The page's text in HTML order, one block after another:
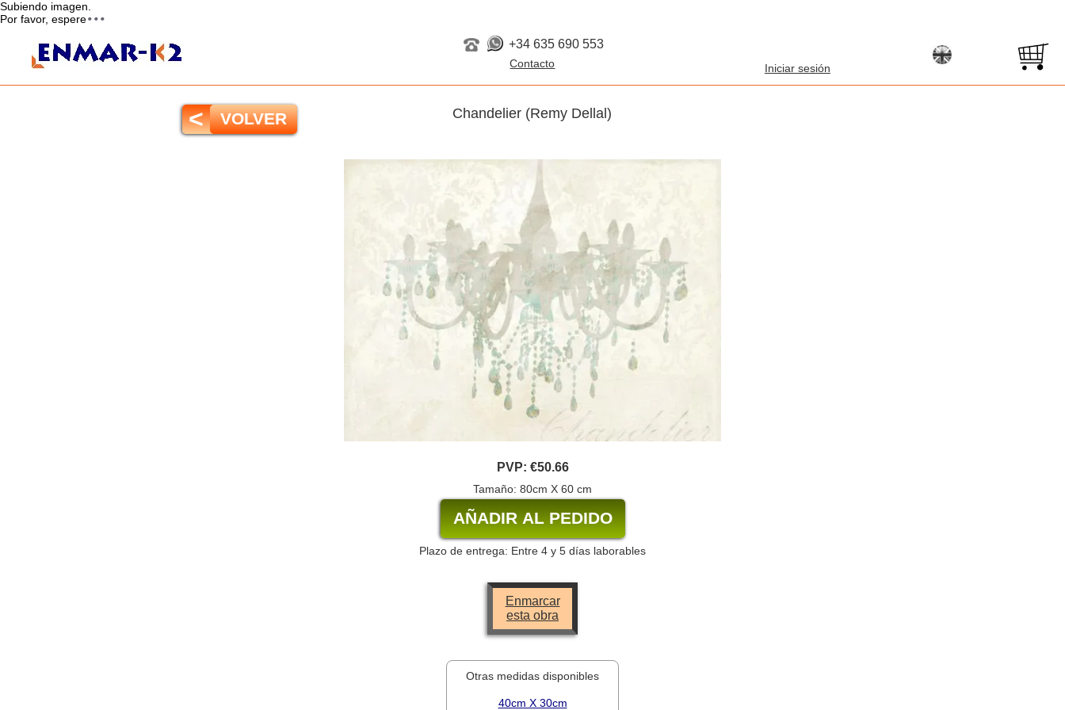
Subiendo imagen.
Por favor, espere
+34 635 690 553
Iniciar sesión
< VOLVER Chandelier (Remy Dellal)
PVP: €50.66
Tamaño: 80cm X 60 cm
Plazo de entrega: Entre 4 y 5 días laborables
Enmarcar
esta obra
Otras medidas disponibles
40cm X 30cm